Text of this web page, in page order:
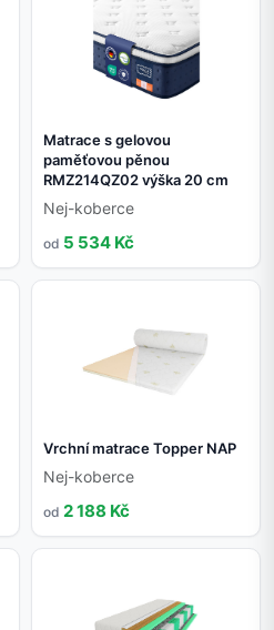
Matrace s gelovou
paměťovou pěnou
RMZ214QZ02 výška 20 cm
Nej-koberce
od 5 534 Kč
Vrchní matrace Topper NAP
Nej-koberce
od 2 188 Kč